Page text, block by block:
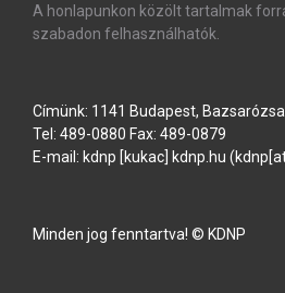
A honlapunkon közölt tartalmak
szabadon felhasználhatók.
Címünk: 1141 Budapest, Bazsarózsa
Tel: 489-0880 Fax: 489-0879
E-mail: kdnp [kukac] kdnp.hu
Minden jog fenntartva! © KDNP